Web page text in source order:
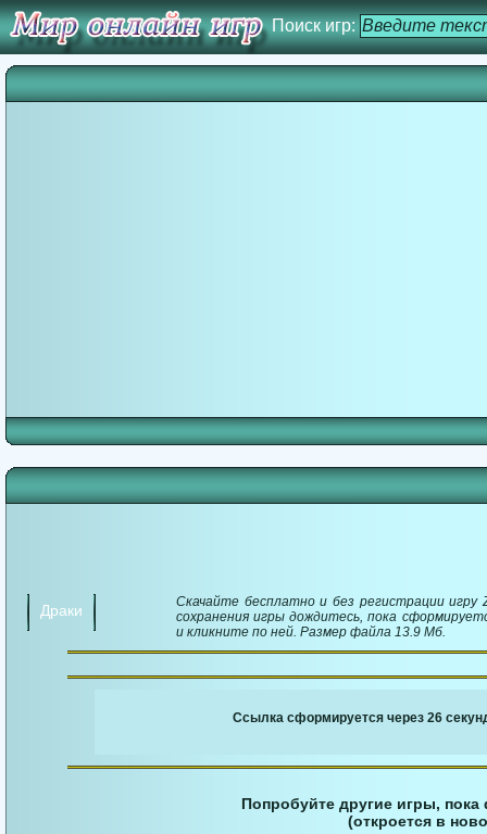
Поиск игр:
Драки
Скачайте бесплатно и без регистрации игру
сохранения игры дождитесь, пока
и кликните по ней. Размер файла 13.9 Мб.
Ссылка сформируется через 25
Попробуйте другие игры,
(откроется в